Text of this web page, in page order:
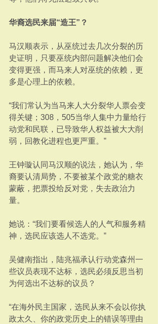
华裔选民来届“造王”？
马汉顺表示，从巫统过去几次分裂的历
史证明，只要巫统内部问题解决他们会
变得更强，而马来人对巫统的依赖，更
多是心理上的依赖。
“我们常认为当马来人大分裂华人票会变
得关键；308，505当华人集中力量给行
动党和民联，已导致华人权益被大大削
弱，回教化进程也更严重。”
王钟璇认同马汉顺的说法，她认为，华
裔要认清局势，不要被某个政党的糖衣
蒙蔽，把票投给反对党，失去政治力
量。
她说：“我们要看候选人的人气和服务精
神，选民应该选人不选党。”
吴健南指出，陆兆福承认行动党森州一
些议员表现不达标，选民必须反思当初
为何选出不达标的议员？
“在海外民主国家，选民从来不会以你执
政太久、你的政党历史上的错误等理由